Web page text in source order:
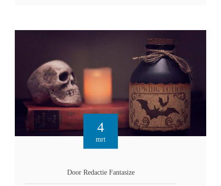
4
mrt
Door Redactie Fantasize